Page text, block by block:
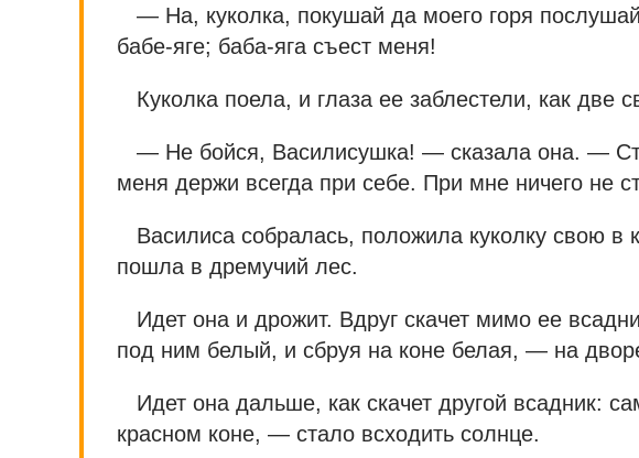
— На, куколка, покушай да моего горя
бабе-яге; баба-яга съест меня!
Куколка поела, и глаза ее заблестели, как две
— Не бойся, Василисушка! — сказала она. —
меня держи всегда при себе. При мне ничего не
Василиса собралась, положила куколку свою в
пошла в дремучий лес.
Идет она и дрожит. Вдруг скачет мимо ее
под ним белый, и сбруя на коне белая, — на
Идет она дальше, как скачет другой всадник:
красном коне, — стало всходить солнце.